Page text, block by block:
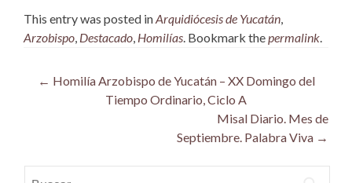
This entry was posted inArquidiócesis de Yucatán
Arzobispo Destacado Homilías . Bookmark the permalink
Post
navigation
← Homilía Arzobispo de Yucatán – XX Domingo del
Tiempo Ordinario, Ciclo A
Misal Diario. Mes de
Septiembre. Palabra Viva →